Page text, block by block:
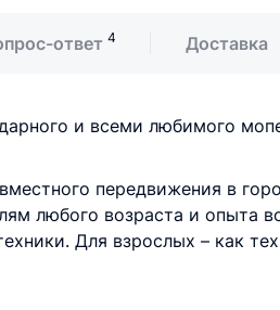
ответ 4 Доставка
и всеми любимого
передвижения в
любого возраста и опыта
Для взрослых – как